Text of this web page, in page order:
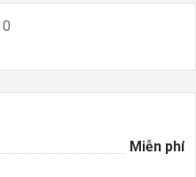
0
Miễn phí